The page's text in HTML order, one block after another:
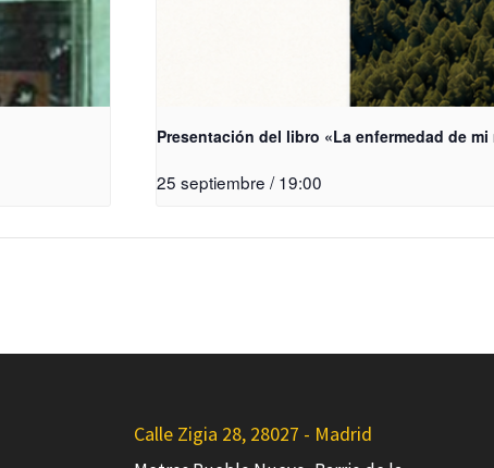
Presentación del libro «La enfermedad de mi
25 septiembre / 19:00
Calle Zigia 28, 28027 - Madrid